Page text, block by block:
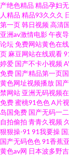
方网 男女H网 91老司
用永久地址发布 激情
址 九九毛片 91第一
色网五月社区 国产激
福利导航 日韩国产我
这里只有精品 91香蕉
产绝色精品 精品孕妇
人精品 精品93久久久
第一页韩日视频高清
亚洲av激情电影午夜
论坛免费网站黄色在线
页 麻豆网站在线观看
婷爱 国产不卡小视频
免费 国产精品第一页国
黄色网址视频播放 国
禁网站 亚洲无码视频
免费蜜桃91色色A片
岛国免费 国产无码一二
自拍偷拍 青青久视频
狠狠操-91 91我要操
国产无码色色91香蕉
黄色av网 日本波多野